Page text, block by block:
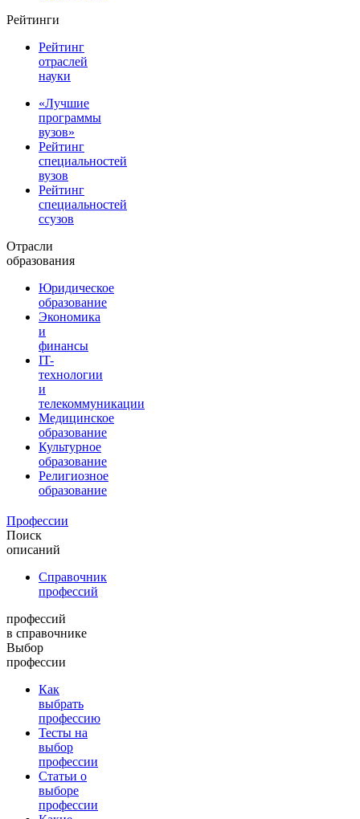
Рейтинги
Рейтинг
отраслей
науки
«Лучшие
программы
вузов»
Рейтинг
специальностей
вузов
Рейтинг
специальностей
ссузов
Отрасли
образования
Юридическое
образование
Экономика
и
финансы
IT-
технологии
и
телекоммуникации
Медицинское
образование
Культурное
образование
Религиозное
образование
Профессии
Поиск
описаний
Справочник
профессий
профессий
в справочнике
Выбор
профессии
Как
выбрать
профессию
Тесты на
выбор
профессии
Статьи о
выборе
профессии